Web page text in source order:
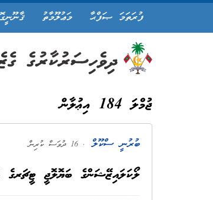
ފުރަތަމަ ޞަފްޙާ މަޢުލޫމާތު
ޖުމްލަ 184 އިޢުލާން
ބުރުނީ ސްކޫލް . 16 ދުވަސް ކުރިން
ލޯކަލައިޒޭޝަންގެ ބަޔޮލޮޖީ